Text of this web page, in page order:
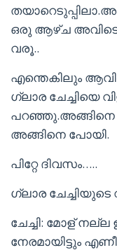
ഒരു ആഴ്ച
വരൂ..
എന്തെകിലും
ഗ്ലാര ചേച്ചിയെ
അങ്ങിനെ പോയി.
പിറ്റേ ദിവസം…..
ഗ്ലാര
ചേച്ചി: മോള്
നേരമായിട്ടും